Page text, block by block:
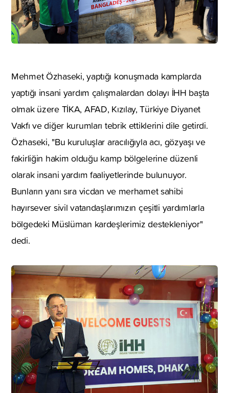
Mehmet Özhaseki, yaptığı konuşmada kamplarda
yaptığı insani yardım çalışmalardan dolayı İHH başta
olmak üzere TİKA, AFAD, Kızılay, Türkiye Diyanet
Vakfı ve diğer kurumları tebrik ettiklerini dile getirdi.
Özhaseki, "Bu kuruluşlar aracılığıyla acı, gözyaşı ve
fakirliğin hakim olduğu kamp bölgelerine düzenli
olarak insani yardım faaliyetlerinde bulunuyor.
Bunların yanı sıra vicdan ve merhamet sahibi
hayırsever sivil vatandaşlarımızın çeşitli yardımlarla
bölgedeki Müslüman kardeşlerimiz destekleniyor"
dedi.